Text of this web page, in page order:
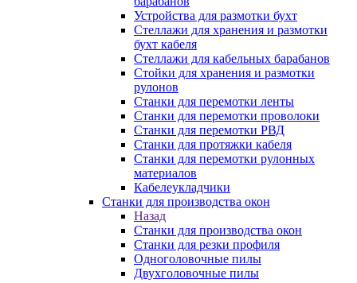
Устройства для размотки бухт
Стеллажи для хранения и размотки
бухт кабеля
Стеллажи для кабельных барабанов
Стойки для хранения и размотки
рулонов
Станки для перемотки ленты
Станки для перемотки проволоки
Станки для перемотки РВД
Станки для протяжки кабеля
Станки для перемотки рулонных
материалов
Кабелеукладчики
Станки для производства окон
Назад
Станки для производства окон
Станки для резки профиля
Одноголовочные пилы
Двухголовочные пилы